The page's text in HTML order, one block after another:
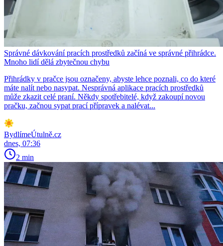
Správné dávkování pracích prostředků začíná ve správné přihrádce.
Mnoho lidí dělá zbytečnou chybu
Přihrádky v pračce jsou označeny, abyste lehce poznali, co do které
máte nalít nebo nasypat. Nesprávná aplikace pracích prostředků
může zkazit celé praní. Někdy spotřebitelé, když zakoupí novou
pračku, začnou sypat prací přípravek a nalévat...
BydlímeÚtulně.cz
dnes, 07:36
2 min